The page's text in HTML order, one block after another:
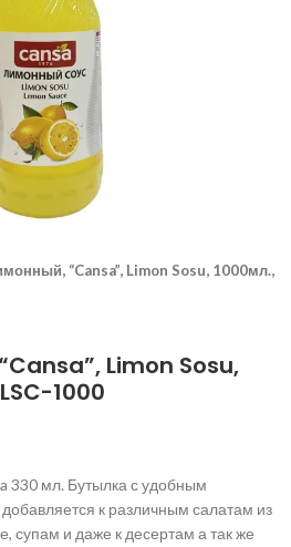
“Cansa”, Limon Sosu, 1000мл.,
Limon Sosu,
1000
330 мл. Бутылка с удобным
к различным салатам из
супам и даже к десертам а так же